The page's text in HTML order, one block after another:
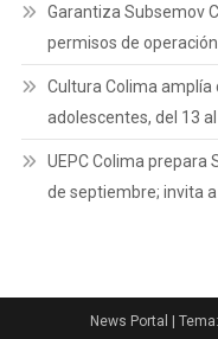
Garantiza Subsemov
permisos de
Cultura Colima
adolescentes, del 13
UEPC Colima prepara
de septiembre; invita
News Portal |